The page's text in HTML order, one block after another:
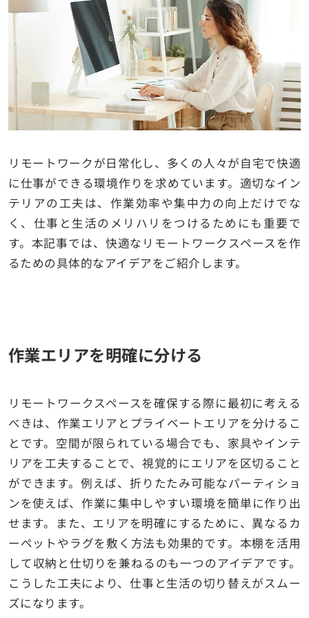
リモートワークが日常化し、多くの人々が自宅で快適
に仕事ができる環境作りを求めています。適切なイン
テリアの工夫は、作業効率や集中力の向上だけでな
く、仕事と生活のメリハリをつけるためにも重要で
す。本記事では、快適なリモートワークスペースを作
るための具体的なアイデアをご紹介します。
作業エリアを明確に分ける
リモートワークスペースを確保する際に最初に考える
べきは、作業エリアとプライベートエリアを分けるこ
とです。空間が限られている場合でも、家具やインテ
リアを工夫することで、視覚的にエリアを区切ること
ができます。例えば、折りたたみ可能なパーティショ
ンを使えば、作業に集中しやすい環境を簡単に作り出
せます。また、エリアを明確にするために、異なるカ
ーペットやラグを敷く方法も効果的です。本棚を活用
して収納と仕切りを兼ねるのも一つのアイデアです。
こうした工夫により、仕事と生活の切り替えがスムー
ズになります。